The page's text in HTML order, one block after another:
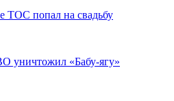
ТОС попал на свадьбу
уничтожил «Бабу-ягу»